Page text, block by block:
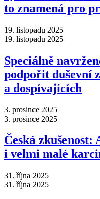
to znamená pro
19. listopadu 2025
19. listopadu 2025
Speciálně
podpořit duševní
a dospívajících
3. prosince 2025
3. prosince 2025
Česká
i velmi malé
31. října 2025
31. října 2025